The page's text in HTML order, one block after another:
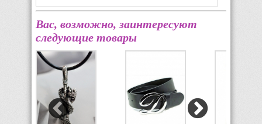
Вас, возможно, заинтересуют
следующие товары